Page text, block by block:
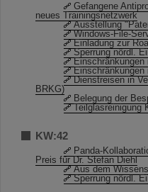
Gefangene
neues Trainingsnetzwerk
Ausstellung
Windows-File-
Einladung zur
Sperrung nördl.
Dienstreisen in
BRKG)
Belegung der
Teilglasreinigung
KW:42
Panda-
Preis für Dr. Stefan Diehl
Aus dem
Sperrung nördl.